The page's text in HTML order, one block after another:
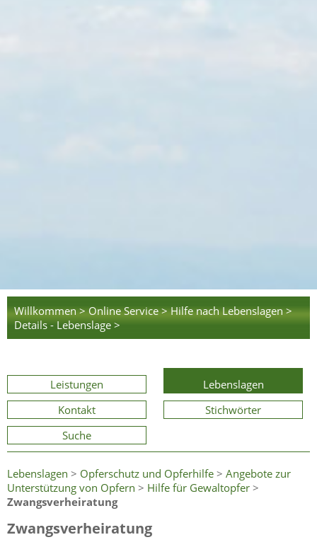
Willkommen > Online Service > Hilfe nach Lebenslagen >
Details - Lebenslage >
Leistungen
Lebenslagen
Kontakt
Stichwörter
Suche
Lebenslagen > Opferschutz und Opferhilfe > Angebote zur
Unterstützung von Opfern > Hilfe für Gewaltopfer >
Zwangsverheiratung
Zwangsverheiratung